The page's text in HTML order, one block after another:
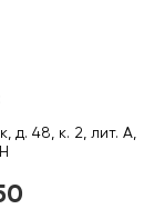
д. 48, к. 2, лит. А,